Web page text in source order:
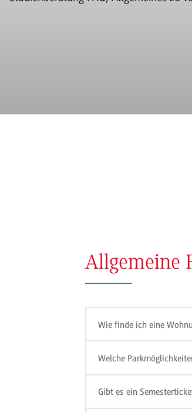
Allgemeine
Wie finde ich eine
Welche
Gibt es ein